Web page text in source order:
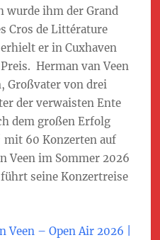
wurde ihm der Grand
Cros de Littérature
er in Cuxhaven
Herman van Veen
Großvater von drei
der verwaisten Ente
dem großen Erfolg
mit 60 Konzerten auf
Veen im Sommer 2026
seine Konzertreise
Veen – Open Air 2026 |